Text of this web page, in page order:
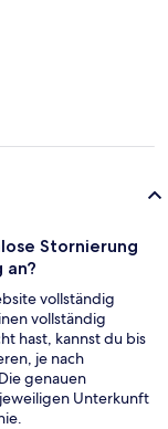
Stornierung
an?
vollständig
vollständig
hast, kannst du bis
je nach
genauen
Unterkunft